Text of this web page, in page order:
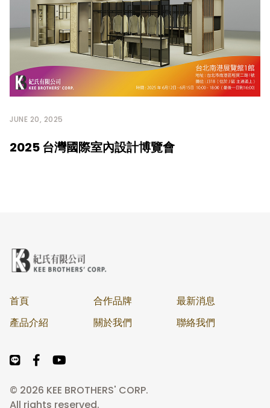
JUNE 20, 2025
2025 台灣國際室內設計博覽會
首頁
產品介紹
合作品牌
關於我們
最新消息
聯絡我們
© 2026 KEE BROTHERS' CORP.
All rights reserved.